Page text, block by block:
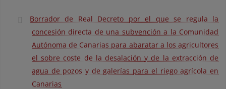
Borrador de Real Decreto por el que se regula la
concesión directa de una subvención a la Comunidad
Autónoma de Canarias para abaratar a los agricultores
el sobre coste de la desalación y de la extracción de
agua de pozos y de galerías para el riego agrícola en
Canarias